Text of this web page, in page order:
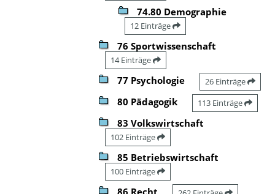
74.80 Demographie
12 Einträge
76 Sportwissenschaft
14 Einträge
77 Psychologie 26 Einträge
80 Pädagogik 113 Einträge
83 Volkswirtschaft
102 Einträge
85 Betriebswirtschaft
100 Einträge
86 Recht